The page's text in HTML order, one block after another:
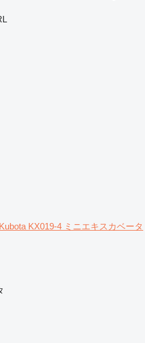
Kubota KX019-4 ミニエキスカベータ